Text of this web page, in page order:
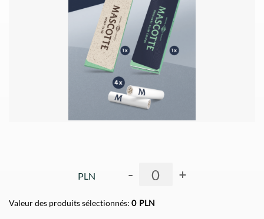
PLN - +
Valeur des produits sélectionnés: 0 PLN